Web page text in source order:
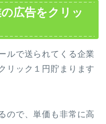
広告をクリッ
ルで送られてくる企業
リック１円貯まります
ので、単価も非常に高